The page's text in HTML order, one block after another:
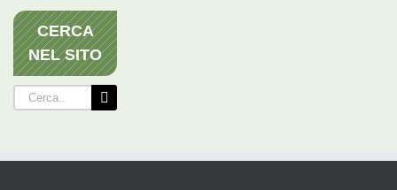
CERCA
NEL SITO
Cerca
per: